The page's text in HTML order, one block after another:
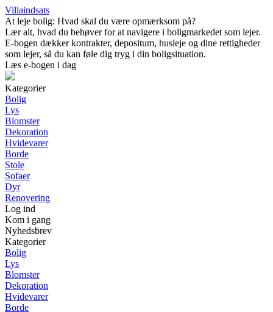
Villaindsats
At leje bolig: Hvad skal du være opmærksom på?
Lær alt, hvad du behøver for at navigere i boligmarkedet som lejer.
E-bogen dækker kontrakter, depositum, husleje og dine rettigheder
som lejer, så du kan føle dig tryg i din boligsituation.
Læs e-bogen i dag
Kategorier
Bolig
Lys
Blomster
Dekoration
Hvidevarer
Borde
Stole
Sofaer
Dyr
Renovering
Log ind
Kom i gang
Nyhedsbrev
Kategorier
Bolig
Lys
Blomster
Dekoration
Hvidevarer
Borde